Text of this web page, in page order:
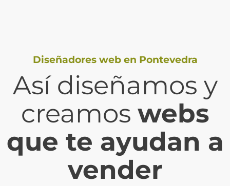
Diseñadores web en Pontevedra
Así diseñamos y
creamos webs
que te ayudan a
vender